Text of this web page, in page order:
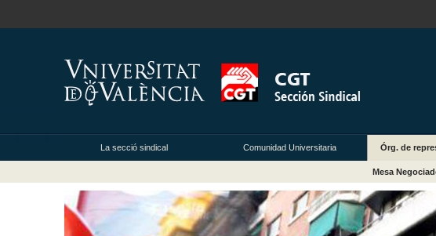
La secció sindical Comunidad Universitaria Órg. de
Mesa